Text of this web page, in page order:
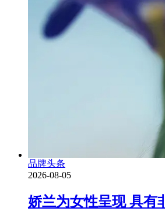
品牌头条
2026-08-05
娇兰为女性呈现 具有